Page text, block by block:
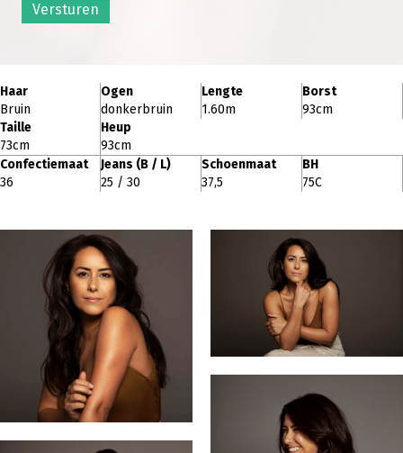
Versturen
Haar
Bruin
Ogen
donkerbruin
Lengte
1.60m
Borst
93cm
Taille
73cm
Heup
93cm
Confectiemaat
36
Jeans (B / L)
25 / 30
Schoenmaat
37,5
BH
75C